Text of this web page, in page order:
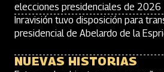
elecciones presidenciales de 2026
Inravisión tuvo disposición para
presidencial de Abelardo de la
NUEVAS HISTORIAS